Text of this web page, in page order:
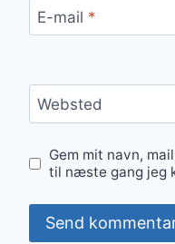
E-mail *
Websted
Gem mit navn,
til næste gang jeg